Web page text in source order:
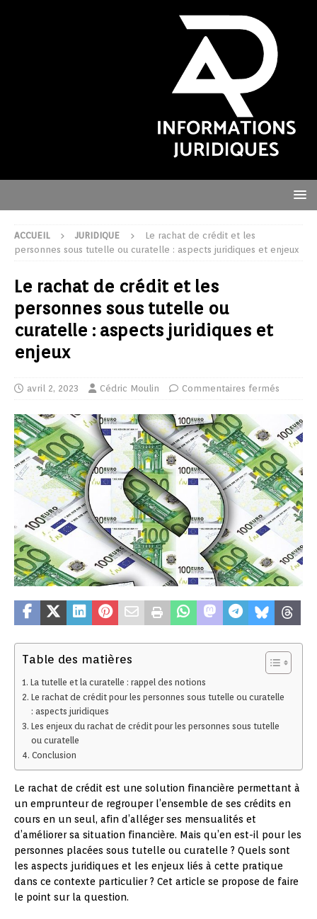
ACCUEIL JURIDIQUE
Le rachat de crédit et les
personnes sous tutelle ou curatelle : aspects juridiques et enjeux
Le rachat de crédit et les
personnes sous tutelle ou
curatelle : aspects juridiques et
enjeux
avril 2, 2023 Cédric Moulin Commentaires fermés
Table des matières
La tutelle et la curatelle : rappel des notions
Le rachat de crédit pour les personnes sous tutelle ou curatelle
: aspects juridiques
Les enjeux du rachat de crédit pour les personnes sous tutelle
ou curatelle
Conclusion
Le rachat de crédit est une solution financière permettant à
un emprunteur de regrouper l’ensemble de ses crédits en
cours en un seul, afin d’alléger ses mensualités et
d’améliorer sa situation financière. Mais qu’en est-il pour les
personnes placées sous tutelle ou curatelle ? Quels sont
les aspects juridiques et les enjeux liés à cette pratique
dans ce contexte particulier ? Cet article se propose de faire
le point sur la question.